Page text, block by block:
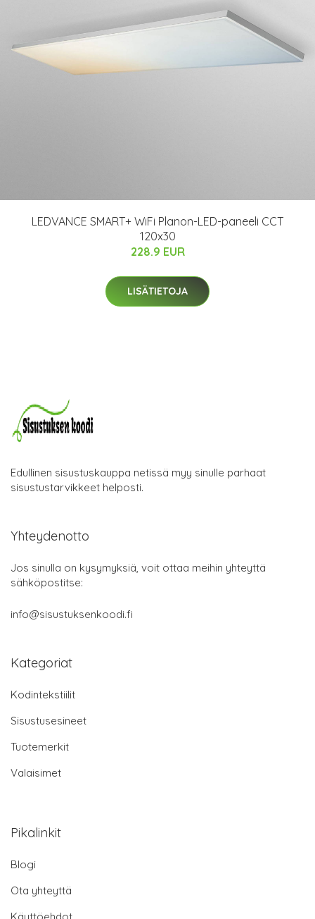
LEDVANCE SMART+ WiFi Planon-LED-paneeli CCT
120x30
228.9 EUR
LISÄTIETOJA
Edullinen sisustuskauppa netissä myy sinulle parhaat
sisustustarvikkeet helposti.
Yhteydenotto
Jos sinulla on kysymyksiä, voit ottaa meihin yhteyttä
sähköpostitse:
info@sisustuksenkoodi.fi
Kategoriat
Kodintekstiilit
Sisustusesineet
Tuotemerkit
Valaisimet
Pikalinkit
Blogi
Ota yhteyttä